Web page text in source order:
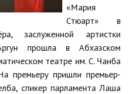
«Мария
Стюарт» в
заслуженной артистки
прошла в Абхазском
театре им. С. Чанба
премьеру пришли премьер-
спикер парламента Лаша